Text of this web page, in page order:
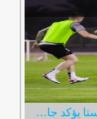
نجم الكرة العالمي المخضرم أندريس إنييستا يؤكد جاهزيته لخوض أولى مبارياته مع نادي الإمارات